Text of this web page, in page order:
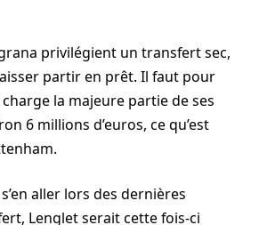
privilégient un transfert sec,
partir en prêt. Il faut pour
la majeure partie de ses
6 millions d’euros, ce qu’est
aller lors des dernières
Lenglet serait cette fois-ci